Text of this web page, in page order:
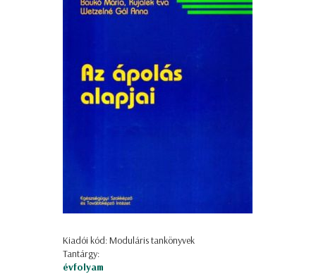
Kiadói kód: Moduláris tankönyvek
Tantárgy:
évfolyam